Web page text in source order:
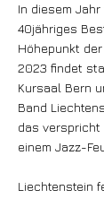
In diesem
40jähriges
Höhepunkt
2023 findet
Kursaal Bern
Band
das verspricht
einem Jazz-
Liechtenstein